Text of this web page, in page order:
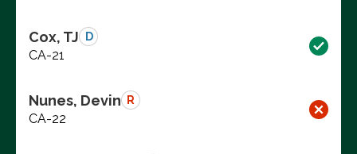
Cox, TJ D
CA-21
Nunes, Devin R
CA-22